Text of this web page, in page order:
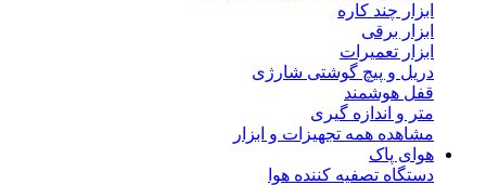
ابزار چند کاره
ابزار برقی
ابزار تعمیرات
دریل و پیچ گوشتی شارژی
قفل هوشمند
متر و اندازه گیری
مشاهده همه تجهیزات و ابزار
هوای پاک
دستگاه تصفیه کننده هوا